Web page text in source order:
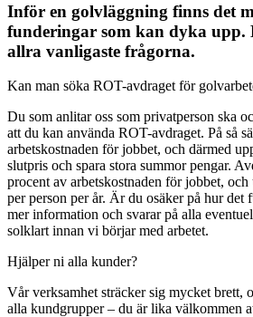
Inför en golvläggning finns det
funderingar som kan dyka upp.
allra vanligaste frågorna.
Kan man söka ROT-avdraget för
Du som anlitar oss som privatperson ska
att du kan använda ROT-avdraget. På så
arbetskostnaden för jobbet, och därmed
slutpris och spara stora summor pengar.
procent av arbetskostnaden för jobbet,
per person per år. Är du osäker på hur det
mer information och svarar på alla
solklart innan vi börjar med arbetet.
Hjälper ni alla kunder?
Vår verksamhet sträcker sig mycket brett,
alla kundgrupper – du är lika välkommen